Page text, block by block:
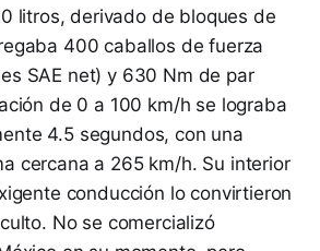
litros, derivado de bloques de
400 caballos de fuerza
SAE net) y 630 Nm de par
de 0 a 100 km/h se lograba
4.5 segundos, con una
cercana a 265 km/h. Su interior
conducción lo convirtieron
No se comercializó